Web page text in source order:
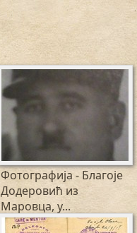
Фотографија - Благоје
Додеровић из
Маровца, у...
1918